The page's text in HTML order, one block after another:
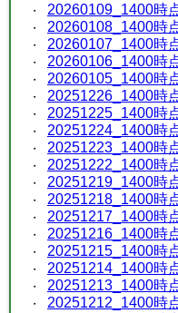
20260109_1400時
20260108_1400時
20260107_1400時
20260106_1400時
20260105_1400時
20251226_1400時
20251225_1400時
20251224_1400時
20251223_1400時
20251222_1400時
20251219_1400時
20251218_1400時
20251217_1400時
20251216_1400時
20251215_1400時
20251214_1400時
20251213_1400時
20251212_1400時